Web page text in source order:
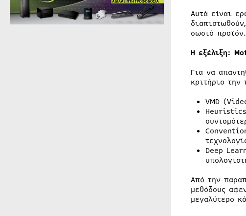
Αυτά είναι
σωστό προϊόν.
Η εξέλιξη:
Για να
κριτήριο
VMD
Heuristics
Deep
Από την
μεθόδους
μεγαλύτερο